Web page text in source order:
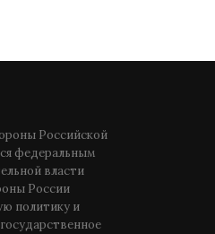
Российской
федеральным
власти
России
политику и